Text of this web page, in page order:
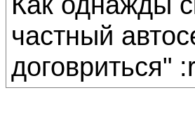
частный
договриться"